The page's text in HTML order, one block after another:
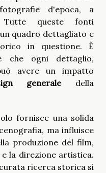
d'epoca, a
queste fonti
quadro dettagliato e
in questione. È
che ogni dettaglio,
avere un impatto
generaledella
fornisce una solida
ma influisce
produzione del film,
la direzione artistica.
ricerca storica si